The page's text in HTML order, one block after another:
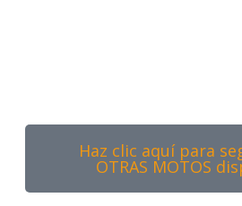
Haz clic aquí para
OTRAS MOTOS